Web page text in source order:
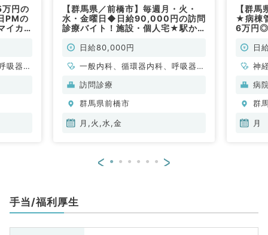
円の
PMの
イカ
吸器内
【群馬県／前橋市】毎週月・火・
水・金曜日◆日給90,000円の訪問
診療バイト！施設・個人宅★駅か
です！（内科系／非常勤）
日給80,000円
一般内科、循環器内科、呼吸器内
科、消化器内科、内分泌・代謝内
訪問診療
群馬県前橋市
月,火,水,金
【群
★病棟
6万円◎
非常勤
日
神
科
科
科
病
群
月
< >
手当/福利厚生